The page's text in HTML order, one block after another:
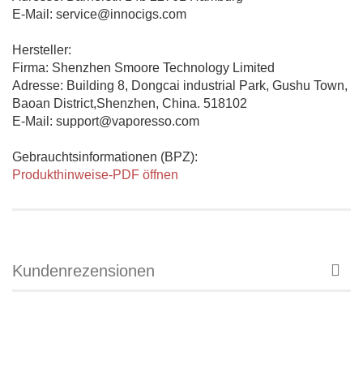
E-Mail: service@innocigs.com
Hersteller:
Firma: Shenzhen Smoore Technology Limited
Adresse: Building 8, Dongcai industrial Park, Gushu Town,
Baoan District,Shenzhen, China. 518102
E-Mail: support@vaporesso.com
Gebrauchtsinformationen (BPZ):
Produkthinweise-PDF öffnen
Kundenrezensionen